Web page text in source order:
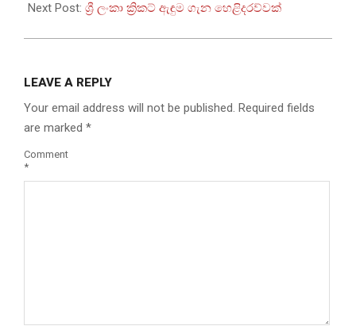
26
Next Post: ශ්‍රී ලංකා ක්‍රිකට් ඇඳුම ගැන හෙළිදරව්වක්
LEAVE A REPLY
Your email address will not be published. Required fields
are marked *
Comment
*